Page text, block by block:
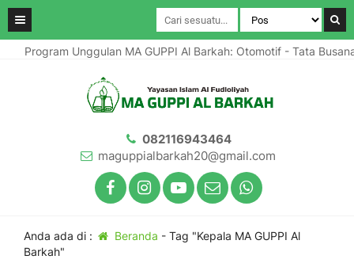
Program Unggulan MA GUPPI Al Barkah: Otomotif - Tata
082116943464
maguppialbarkah20@gmail.com
Anda ada di : Beranda - Tag "Kepala MA GUPPI Al
Barkah"